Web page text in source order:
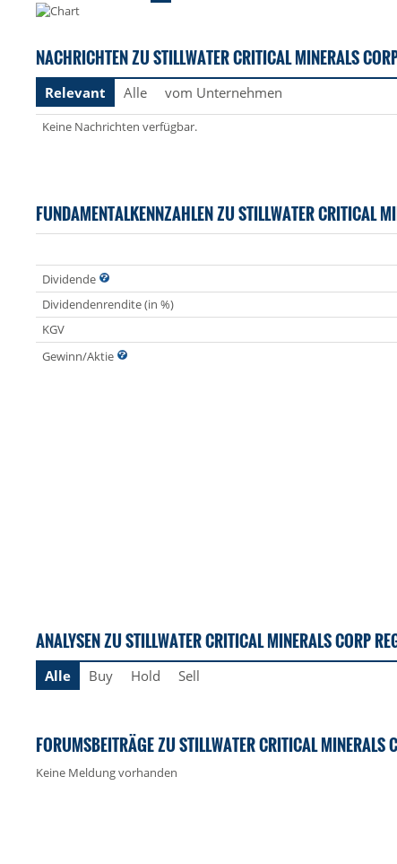
NACHRICHTEN ZU STILLWATER CRITICAL MINERALS
Relevant Alle vom Unternehmen
Keine Nachrichten verfügbar.
FUNDAMENTALKENNZAHLEN ZU STILLWATER CRITICAL
Dividende
Dividendenrendite (in %)
KGV
Gewinn/Aktie
ANALYSEN ZU STILLWATER CRITICAL MINERALS CORP
Alle Buy Hold Sell
FORUMSBEITRÄGE ZU STILLWATER CRITICAL MINERALS
Keine Meldung vorhanden